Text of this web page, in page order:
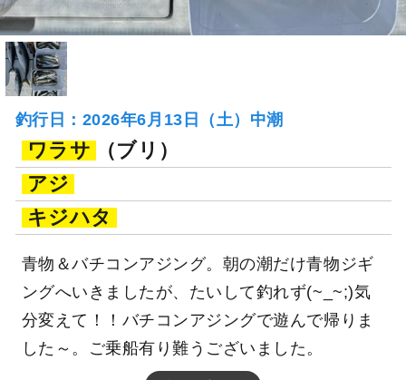
釣行日：2026年6月13日（土）中潮
ワラサ
（ブリ）
アジ
キジハタ
青物＆バチコンアジング。朝の潮だけ青物ジギ
ングへいきましたが、たいして釣れず(~_~;)気
分変えて！！バチコンアジングで遊んで帰りま
した～。ご乗船有り難うございました。